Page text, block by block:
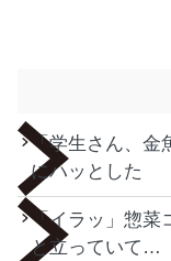
「学生さん、金
にハッとした
「イラッ」惣菜
と立っていて…